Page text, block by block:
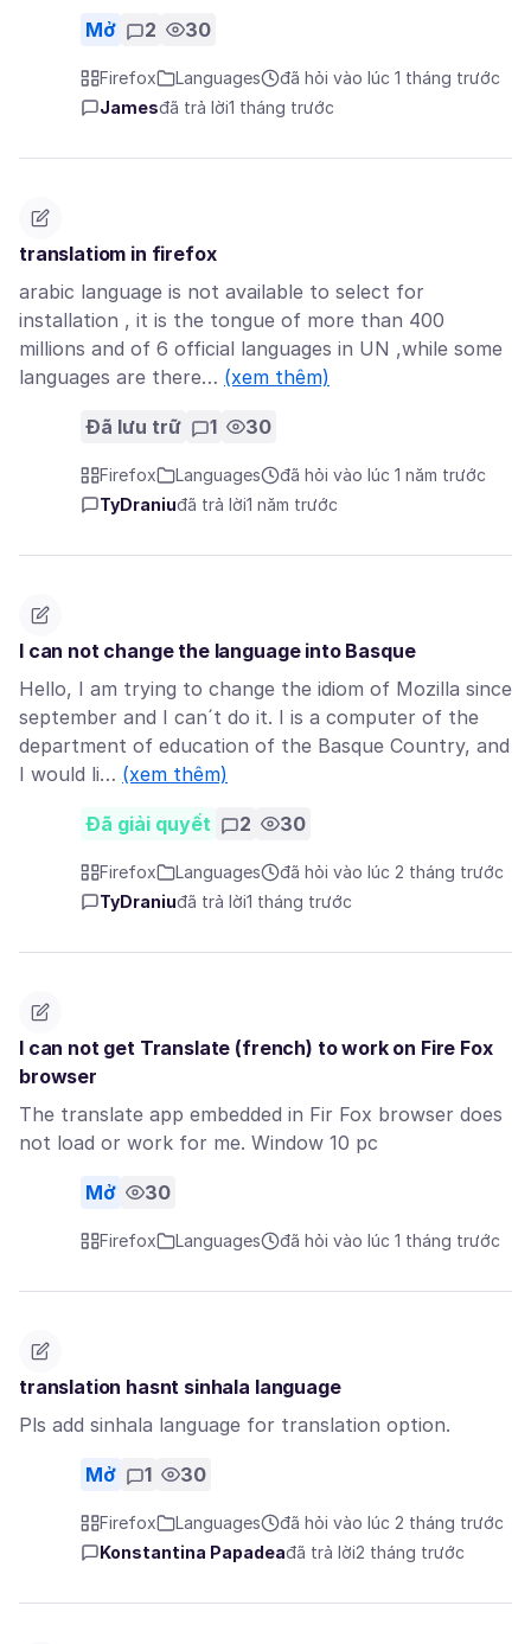
Mở 2 30
Firefox Languages
đã hỏi vào lúc 1 tháng trước
Jamesđã trả lời1 tháng trước
translatiom in firefox
arabic language is not available to select for
installation , it is the tongue of more than 400
millions and of 6 official languages in UN ,while some
languages are there… (xem thêm)
Đã lưu trữ 1 30
Firefox Languages
đã hỏi vào lúc 1 năm trước
TyDraniuđã trả lời1 năm trước
I can not change the language into Basque
Hello, I am trying to change the idiom of Mozilla since
september and I can´t do it. I is a computer of the
department of education of the Basque Country, and
I would li… (xem thêm)
Đã giải quyết 2 30
Firefox Languages
đã hỏi vào lúc 2 tháng trước
TyDraniuđã trả lời1 tháng trước
I can not get Translate (french) to work on Fire Fox
browser
The translate app embedded in Fir Fox browser does
not load or work for me. Window 10 pc
Mở 30
Firefox Languages đã hỏi vào lúc 1 tháng trước
translation hasnt sinhala language
Pls add sinhala language for translation option.
Mở 1 30
Firefox Languages
đã hỏi vào lúc 2 tháng trước
Konstantina Papadeađã trả lời2 tháng trước